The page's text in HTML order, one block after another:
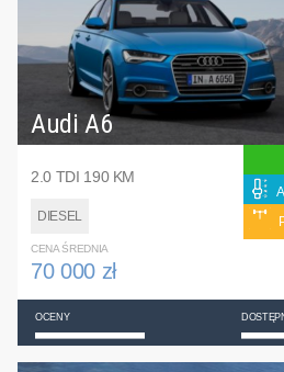
Audi A6
2.0 TDI 190 KM
DIESEL
CENA ŚREDNIA
70 000 zł
OCENY